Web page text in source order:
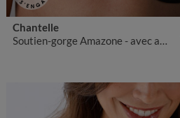
Chantelle
Soutien-gorge Amazone - avec armatures